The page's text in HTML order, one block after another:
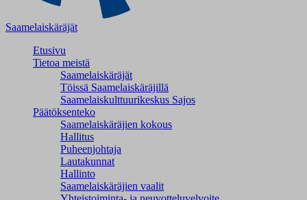
Saamelaiskäräjät
Etusivu
Tietoa meistä
Saamelaiskäräjät
Töissä Saamelaiskäräjillä
Saamelaiskulttuuri­keskus Sajos
Päätöksenteko
Saamelaiskäräjien kokous
Hallitus
Puheenjohtaja
Lautakunnat
Hallinto
Saamelaiskäräjien vaalit